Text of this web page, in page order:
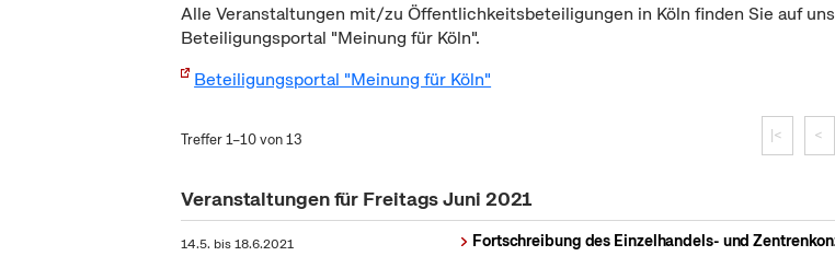
Alle Veranstaltungen mit/zu Öffentlichkeitsbeteiligungen in Köln finden Sie auf
Beteiligungsportal "Meinung für Köln".
Beteiligungsportal "Meinung für Köln"
Treffer 1–10 von 13 |< <
Veranstaltungen für Freitags Juni 2021
14.5. bis18.6.2021
Fortschreibung des Einzelhandels- und